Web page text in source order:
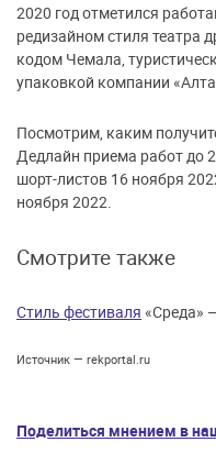
2020 год отметился
редизайном стиля
кодом Чемала,
упаковкой компании
Посмотрим, каким
Дедлайн приема работ до
шорт-листов 16 ноября
ноября 2022.
Смотрите также
Стиль фестиваля «Среда»
Источник — rekportal.ru
Поделиться мнением в